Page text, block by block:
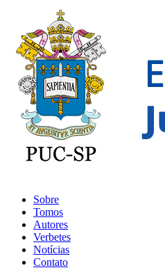
Sobre
Tomos
Autores
Verbetes
Notícias
Contato